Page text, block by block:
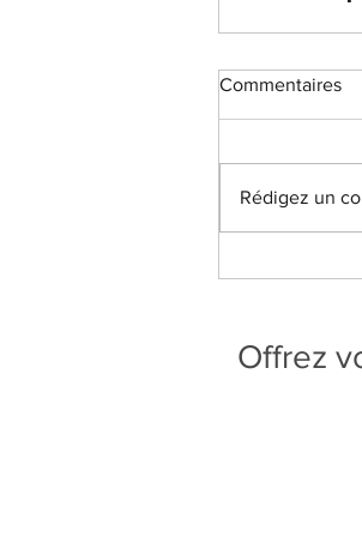
Commentaires
Rédigez un
Offrez